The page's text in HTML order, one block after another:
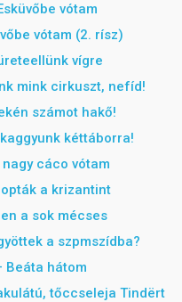
vótam
vótam (2. rísz)
vígre
mink cirkuszt, nefíd!
számot hakő!
kéttáborra!
cáco vótam
a krizantint
a sok mécses
a szpmszídba?
Beáta hátom
tőccseleja Tindërt